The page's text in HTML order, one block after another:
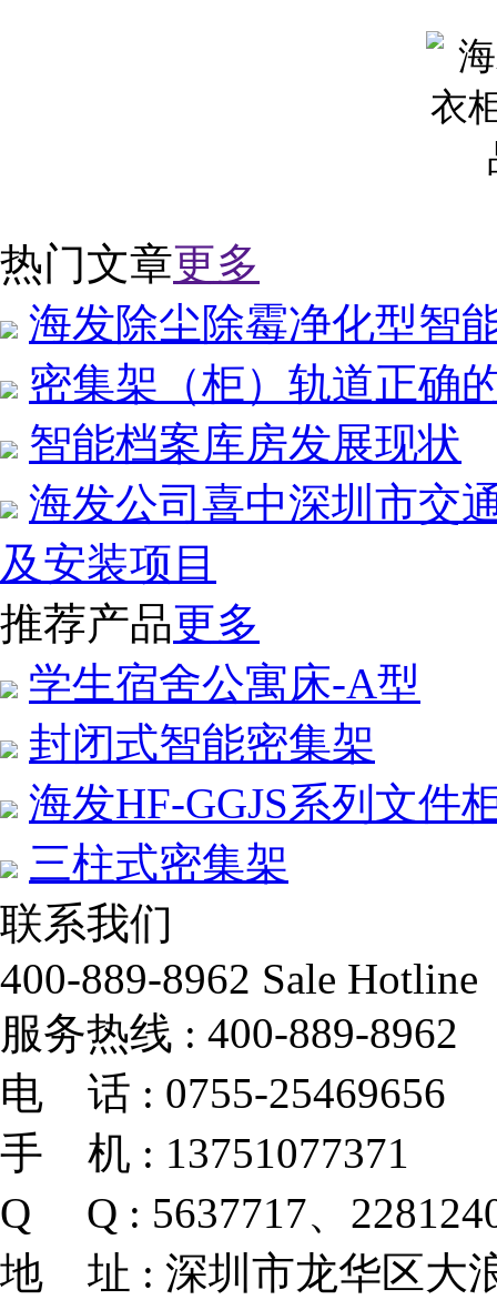
热门文章更多
海发除尘除霉净化型智
密集架（柜）轨道正确
智能档案库房发展现状
海发公司喜中深圳市交
及安装项目
推荐产品更多
学生宿舍公寓床-A型
封闭式智能密集架
海发HF-GGJS系列文件
三柱式密集架
联系我们
400-889-8962 Sale Hotline
服务热线 : 400-889-8962
电 话 : 0755-25469656
手 机 : 13751077371
Q Q : 5637717、
地 址 : 深圳市龙华区大